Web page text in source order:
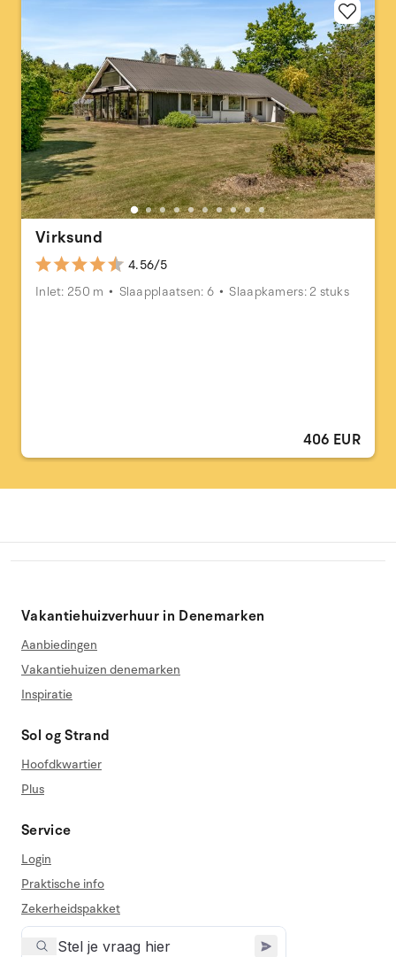
Virksund
4.56/5
Inlet: 250 m
Slaapplaatsen: 6 Slaapkamers: 2 stuks
406 EUR
Vakantiehuizverhuur in Denemarken
Aanbiedingen
Vakantiehuizen denemarken
Inspiratie
Sol og Strand
Hoofdkwartier
Plus
Service
Login
Praktische info
Zekerheidspakket